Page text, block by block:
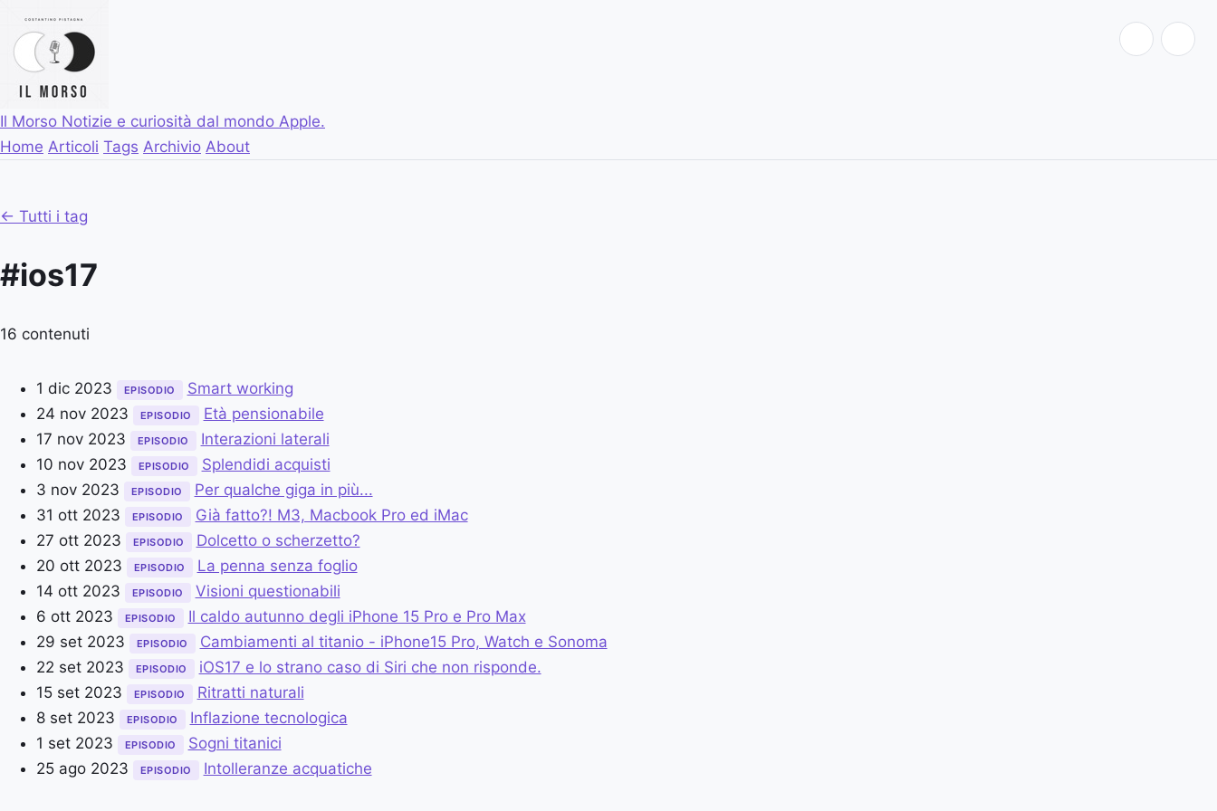
Il Morso Notizie e curiosità dal mondo Apple.
Home Articoli Tags Archivio About
← Tutti i tag
#ios17
16 contenuti
1 dic 2023 EPISODIO
Smart working
24 nov 2023
EPISODIO
Età pensionabile
17 nov 2023
EPISODIO
Interazioni laterali
10 nov 2023
EPISODIO
Splendidi acquisti
3 nov 2023
EPISODIO
Per qualche giga in più...
31 ott 2023
EPISODIO
Già fatto?! M3, Macbook Pro ed iMac
27 ott 2023
EPISODIO
Dolcetto o scherzetto?
20 ott 2023
EPISODIO
La penna senza foglio
14 ott 2023
EPISODIO
Visioni questionabili
6 ott 2023
EPISODIO
Il caldo autunno degli iPhone 15 Pro e Pro Max
29 set 2023
EPISODIO
Cambiamenti al titanio - iPhone15 Pro, Watch e Sonoma
22 set 2023
EPISODIO
iOS17 e lo strano caso di Siri che non risponde.
15 set 2023
EPISODIO
Ritratti naturali
8 set 2023
EPISODIO
Inflazione tecnologica
1 set 2023
EPISODIO
Sogni titanici
25 ago 2023
EPISODIO Intolleranze acquatiche